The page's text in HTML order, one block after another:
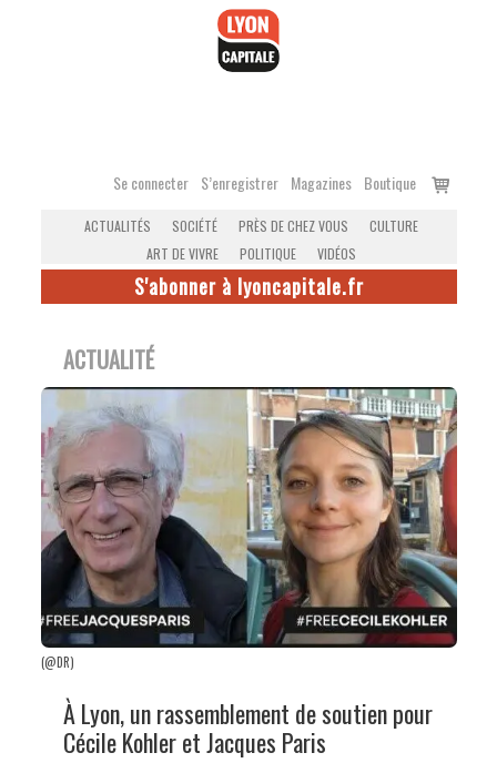
Se connecter S’enregistrer Magazines Boutique
Voir
ACTUALITÉS SOCIÉTÉ PRÈS DE CHEZ VOUS
CULTURE
ART DE VIVRE
POLITIQUE VIDÉOS
S'abonner à lyoncapitale.fr
ACTUALITÉ
(@DR)
À Lyon, un rassemblement de soutien pour
Cécile Kohler et Jacques Paris